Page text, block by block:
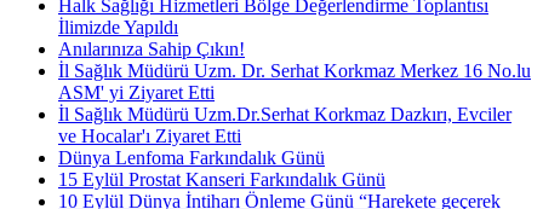
Halk Sağlığı Hizmetleri Bölge Değerlendirme Toplantısı
İlimizde Yapıldı
Anılarınıza Sahip Çıkın!
İl Sağlık Müdürü Uzm. Dr. Serhat Korkmaz Merkez 16 No.lu
ASM' yi Ziyaret Etti
İl Sağlık Müdürü Uzm.Dr.Serhat Korkmaz Dazkırı, Evciler
ve Hocalar'ı Ziyaret Etti
Dünya Lenfoma Farkındalık Günü
15 Eylül Prostat Kanseri Farkındalık Günü
10 Eylül Dünya İntiharı Önleme Günü “Harekete geçerek